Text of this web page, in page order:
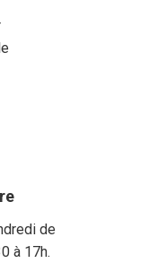
de
à 17h.